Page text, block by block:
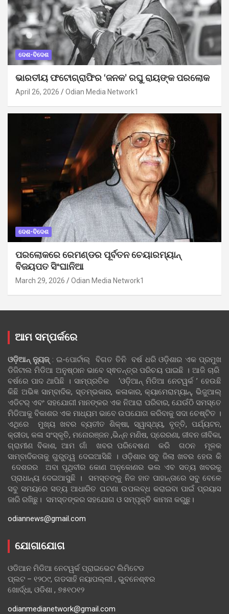
ଦେଶ-ବିଦେଶ
ଭାରତୀୟ ଫଟୋଗ୍ରାଫିର ‘ଜନକ’ ରଘୁ ରାୟଙ୍କ ପରଲୋକ
April 26, 2026 Odian Media Network1
ଦେଶ-ବିଦେଶ
ପରଲୋକରେ ରେମଣ୍ଡର ପୂର୍ବତନ ଚେୟାରମ୍ୟାନ୍
ବିଜୟପତ ସିଂଘାନିଆ
March 29, 2026 Odian Media Network1
ଆମ ସମ୍ପର୍କରେ
ଓଡ଼ିଆନ୍‍ ନ୍ୟୁଜ୍‍: ଇ-ପୋର୍ଟାଲ୍ ବିଗତ ତିନି ବର୍ଷ ଧରି ଓଡ଼ିଶାର ଏକ ପ୍ରମୁଖ
ଡିଜିଟାଲ ମିଡିଆ ଅନୁଷ୍ଠାନ ଭାବେ ସ୍ଵତନ୍ତ୍ର ପରିଚୟ ପାଇଛି । ଆଜି ଚାରି
ବର୍ଷରେ ପାଦ ଥାପିଛି । ସାମ୍ପ୍ରତିକ ‘ଓଡ଼ିଆନ୍‍ ମିଡିଆ ନେଟୱର୍କ ’ ହେଉଛି
କିଛି ଅଭିଜ୍ଞ ସାମ୍ବାଦିକ, ସ୍ତମ୍ଭକାର, କଳାକାର, କ୍ୟାମେରାମ୍ୟାନ୍, ଭିଜୁଆଲ୍
ଏଡିଟର୍ ଏବଂ ସହଯୋଗୀ ମାନଙ୍କର ଏକ ନିଆରା ପରିବାର, ଯେଉଁଠି ସମସ୍ତେ
ମିଡିଆକୁ ବିକାଶର ଏକ ମାଧ୍ୟମ ଭାବେ ଉପଯୋଗ କରିବାକୁ ସଦା ଚେଷ୍ଟିତ ।
ଏଥିରେ ମୁଖ୍ୟ ଖବର ବ୍ୟତୀତ ଶିକ୍ଷା, ସ୍ୱାସ୍ଥ୍ୟ, ବୃତ୍ତି, ପର୍ଯ୍ୟଟନ,
କ୍ରୀଡା, କଳା ସଂସ୍କୃତି, ମନୋରଞ୍ଜନ ,ଭିନ୍ନ ମଣିଷ, ପ୍ରେରଣା, ଜୀବନ ଜୀବିକା,
ଗ୍ରାମୀଣ ବିକାଶ, ଆମ ଗାଁ ଖବର ପରିବେଷଣ କରି ଗଠନ ମୂଳକ
ସାମ୍ବାଦିକତାକୁ ଗୁରୁତ୍ୱ ଦେଇଆସିଛି । ଓଡ଼ିଶାର ସବୁ ଜିଲା ଖବର ହେଉ କି
ଦେଶରର ଅବା ପୃଥିବୀର କୋଣ ଅନୁକୋଣର ଭଲ ଏବ ସତ୍ୟ ଖବରକୁ
ପ୍ରାଧାନ୍ୟ ଦେଇଆସୁଛି । ସମସ୍ତଙ୍କୁ ନିଜ ହାତ ପାହାନ୍ତାରେ ସବୁ ବେଳେ
ସବୁ ସମୟରେ ସତ୍ୟ ଆଧାରିତ ଘଟଣା ଉପଲବ୍ଧ କରାଇବା ପାଇଁ ପ୍ରୟାସ
ଜାରି ରଖିଛୁ। ସମସ୍ତଙ୍କର ସହଯୋଗ ଓ ସମ୍ପୃକ୍ତି କାମନା କରୁଛୁ।
odiannews@gmail.com
ଯୋଗାଯୋଗ
ଓଡିଆନ ମିଡିଆ ନେଟୱର୍କ ପ୍ରାଇଭେଟ ଲିମିଟେଡ
ପ୍ଲଟ – ୧୨୦୯, ଗଡସାହି ନୟାପଲ୍ଲୀ , ଭୁବନେଶ୍ଵର
ଖୋର୍ଦ୍ଧା, ଓଡିଶା , ୭୫୧୦୧୨
odianmedianetwork@gmail.com